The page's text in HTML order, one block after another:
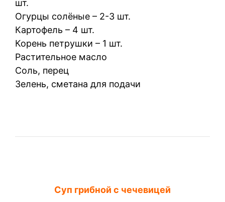
шт.
Огурцы солёные – 2-3 шт.
Картофель – 4 шт.
Корень петрушки – 1 шт.
Растительное масло
Соль, перец
Зелень, сметана для подачи
Суп грибной с чечевицей